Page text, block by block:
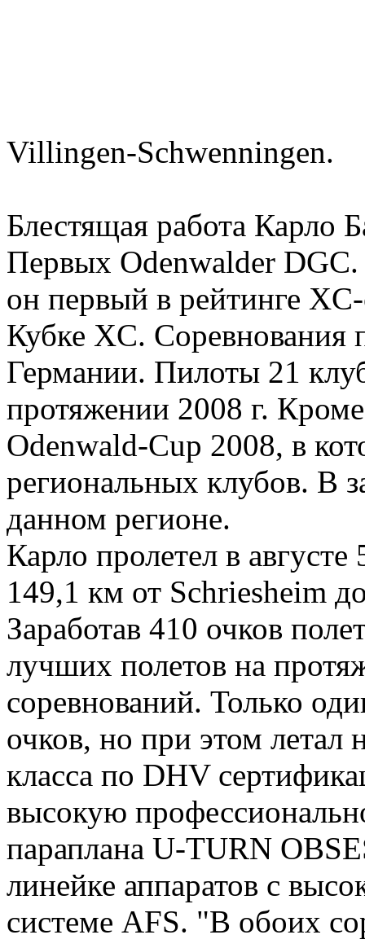
Villingen-Schwenningen.
Блестящая работа Карло
Первых Odenwalder
он первый в рейтинге
Кубке XC. Соревнования
Германии. Пилоты 21
протяжении 2008 г.
Odenwald-Cup 2008, в
региональных клубов. В
данном регионе.
Карло пролетел в
149,1 км от Schriesheim
Заработав 410 очков
лучших полетов на
соревнований. Только
очков, но при этом летал
класса по DHV
высокую
параплана U-TURN
линейке аппаратов с
системе AFS. "В обоих